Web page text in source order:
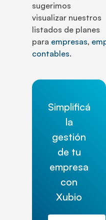
sugerimos
visualizar nuestros
listados de planes
para empresas,
contables.
Simplificá
la
gestión
de tu
empresa
con
Xubio